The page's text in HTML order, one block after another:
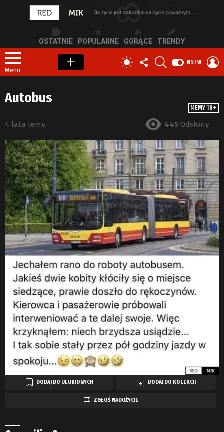
OSTATNIE POPULARNE GORĄCE TRENDY
Menu
PRZEŁĄCZ
SKÓRKĘ
OBSERWUJ
NAS
NSFW
MEMY 18+
Autobus
4 lata temu 445 Odsłony
DODAJ DO ULUBIONYCH DODAJ DO KOLEKCJI
ZGŁOŚ NADUŻYCIE